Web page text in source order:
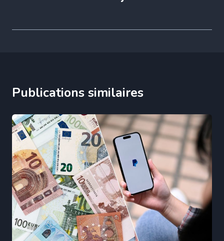
Publications similaires